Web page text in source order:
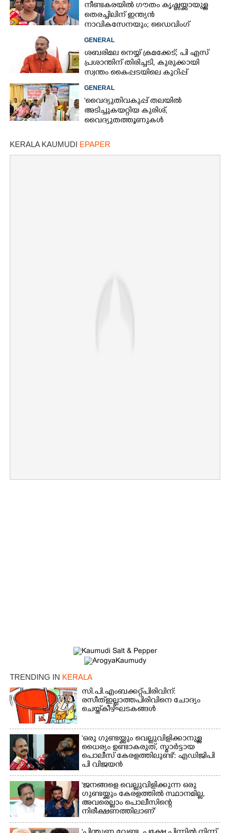
നീണ്ടകരയിൽ ഗൗതം കൃഷ്ണയ്ക്കായുള്ള
തെരച്ചിലിന് ഇന്ത്യൻ
നാവികസേനയും; ഡൈവിംഗ്
GENERAL
ശബരിമല നെയ്യ് ക്രമക്കേട്; പി എസ്
പ്രശാന്തിന് തിരിച്ചടി, കുരുക്കായി
സ്വന്തം കൈപ്പടയിലെ കുറിപ്പ്
GENERAL
'വൈദ്യുതിവകുപ്പ് തലയിൽ
അടിച്ചുകയറ്റിയ കുരിശ്‌,
വൈദ്യുതത്തൂണുകൾ
വിളിക്കുന്ന കാലമാണിത്'
KERALA KAUMUDI EPAPER
TRENDING IN KERALA
സി.പി.എം ബക്കറ്റ് പിരിവിന്:
രസീത് ഇല്ലാത്ത പിരിവിനെ ചോദ്യം
ചെയ്ത് കീഴ്ഘടകങ്ങൾ
'ഒരു ഗുണ്ടയ്ക്കും വെല്ലുവിളിക്കാനുള്ള
ധൈര്യം ഉണ്ടാകരുത്, സ്മാർട്ടായ
പൊലീസ് കേരളത്തിലുണ്ട്': എഡിജിപി
പി വിജയൻ
'ജനങ്ങളെ വെല്ലുവിളിക്കുന്ന ഒരു
ഗുണ്ടയ്ക്കും കേരളത്തിൽ സ്ഥാനമില്ല,​
അവരെല്ലാം പൊലീസിന്റെ
നിരീക്ഷണത്തിലാണ്'
Copy Link